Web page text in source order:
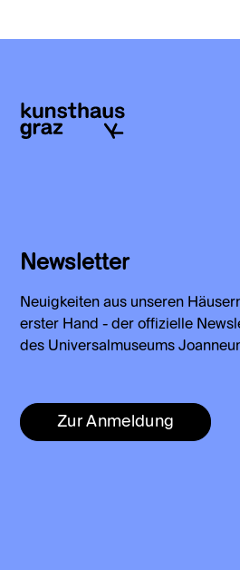
Newsletter
Neuigkeiten aus unseren
erster Hand - der offizielle
des Universalmuseums
Zur Anmeldung